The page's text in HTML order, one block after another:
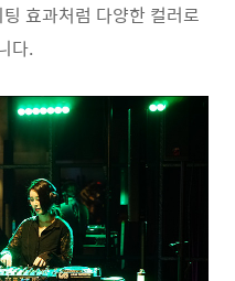
효과처럼 다양한 컬러로
다.